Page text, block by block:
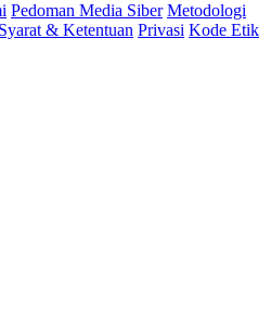
Pedoman Media Siber Metodologi
Syarat & Ketentuan Privasi Kode Etik